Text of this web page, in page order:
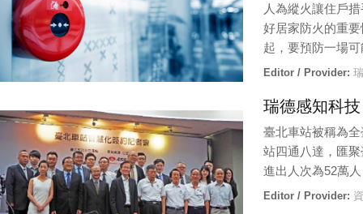
人為縱火讓住戶
好居家防火的重
起，要預防一場
Editor / Provider:
瑞德感知科
臺北車站被稱為
站四通八達，匯
進出人次為52萬
Editor / Provider: